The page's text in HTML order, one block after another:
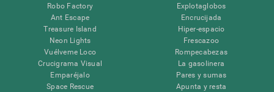
Robo Factory
Ant Escape
Treasure Island
Neon Lights
Vuélveme Loco
Crucigrama Visual
Emparéjalo
Space Rescue
Explotaglobos
Encrucijada
Hiper-espacio
Frescazoo
Rompecabezas
La gasolinera
Pares y sumas
Apunta y resta